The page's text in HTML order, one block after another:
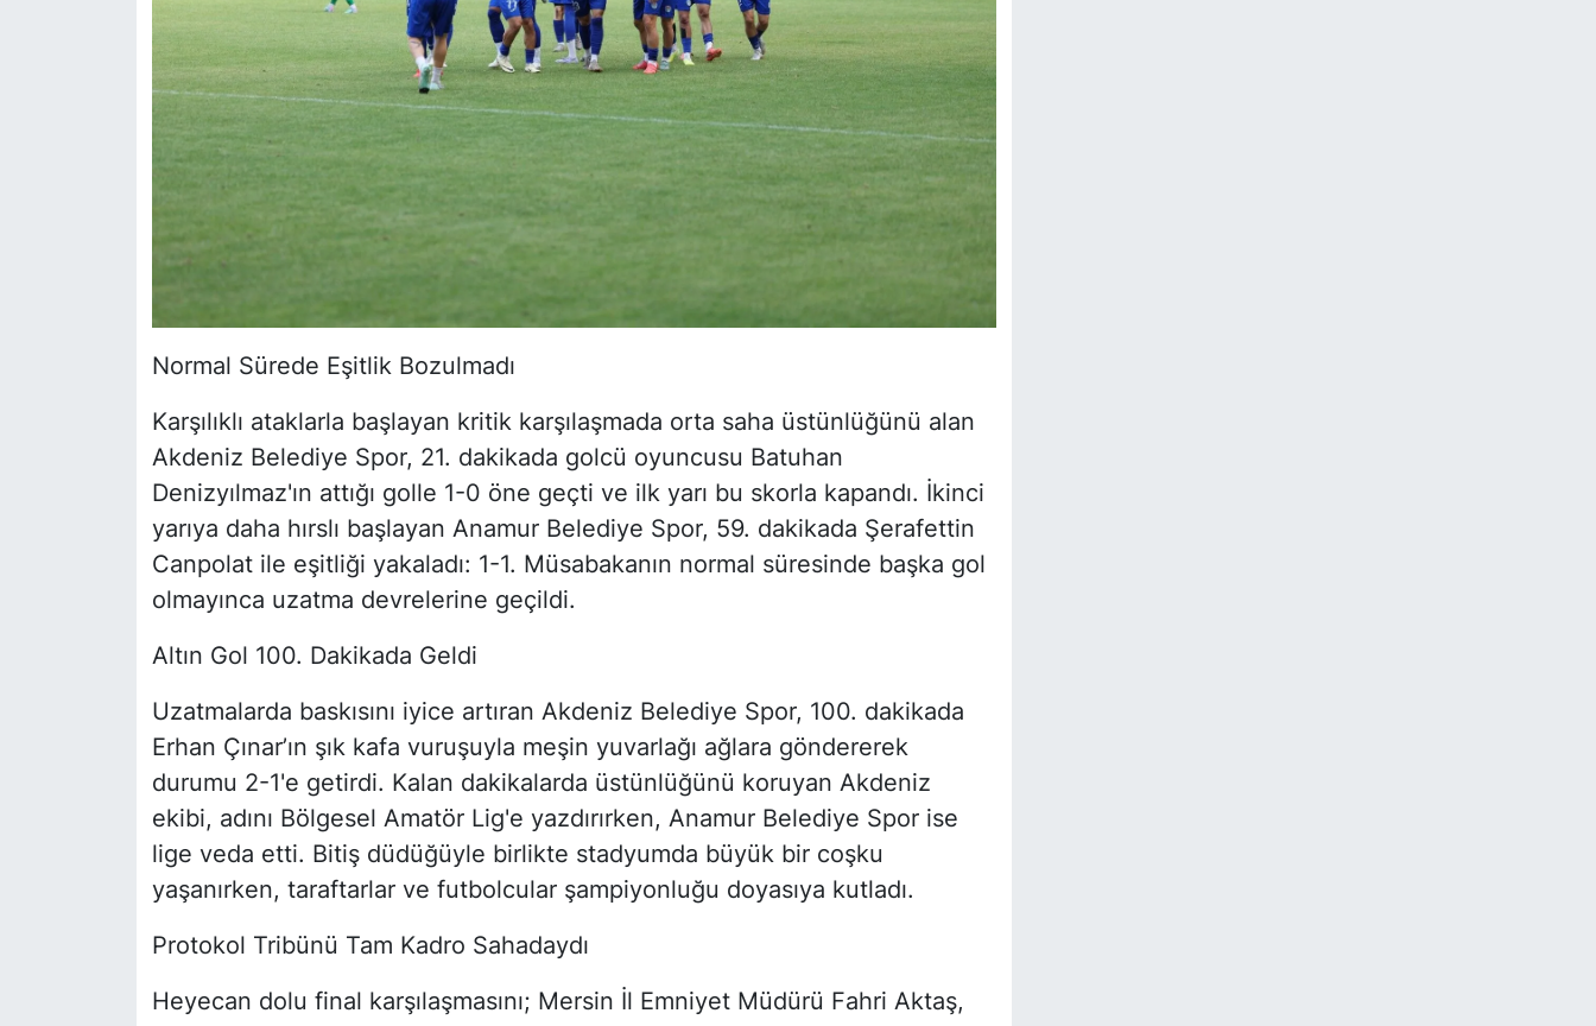
Normal Sürede Eşitlik Bozulmadı
Karşılıklı ataklarla başlayan kritik karşılaşmada orta saha üstünlüğünü alan
Akdeniz Belediye Spor, 21. dakikada golcü oyuncusu Batuhan
Denizyılmaz'ın attığı golle 1-0 öne geçti ve ilk yarı bu skorla kapandı. İkinci
yarıya daha hırslı başlayan Anamur Belediye Spor, 59. dakikada Şerafettin
Canpolat ile eşitliği yakaladı: 1-1. Müsabakanın normal süresinde başka gol
olmayınca uzatma devrelerine geçildi.
Altın Gol 100. Dakikada Geldi
Uzatmalarda baskısını iyice artıran Akdeniz Belediye Spor, 100. dakikada
Erhan Çınar’ın şık kafa vuruşuyla meşin yuvarlağı ağlara göndererek
durumu 2-1'e getirdi. Kalan dakikalarda üstünlüğünü koruyan Akdeniz
ekibi, adını Bölgesel Amatör Lig'e yazdırırken, Anamur Belediye Spor ise
lige veda etti. Bitiş düdüğüyle birlikte stadyumda büyük bir coşku
yaşanırken, taraftarlar ve futbolcular şampiyonluğu doyasıya kutladı.
Protokol Tribünü Tam Kadro Sahadaydı
Heyecan dolu final karşılaşmasını; Mersin İl Emniyet Müdürü Fahri Aktaş,